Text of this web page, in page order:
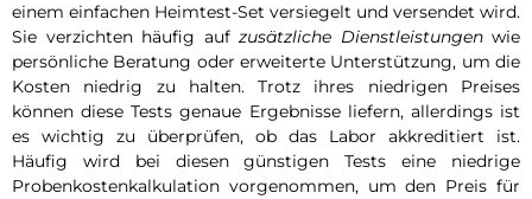
einem einfachen Heimtest-Set versiegelt und versendet wird.
Sie verzichten häufig auf zusätzliche Dienstleistungenwie
persönliche Beratung oder erweiterte Unterstützung, um die
Kosten niedrig zu halten. Trotz ihres niedrigen Preises
können diese Tests genaue Ergebnisse liefern, allerdings ist
es wichtig zu überprüfen, ob das Labor akkreditiert ist.
Häufig wird bei diesen günstigen Tests eine niedrige
Probenkostenkalkulation vorgenommen, um den Preis für